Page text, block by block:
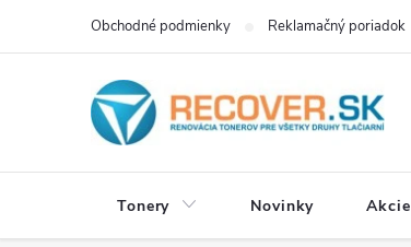
Obchodné podmienky Reklamačný poriadok
Tonery Novinky Akcie